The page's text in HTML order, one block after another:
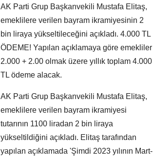
AK Parti Grup Başkanvekili Mustafa Elitaş,
emeklilere verilen bayram ikramiyesinin 2
bin liraya yükseltileceğini açıkladı. 4.000 TL
ÖDEME! Yapılan açıklamaya göre emekliler
2.000 + 2.00 olmak üzere yıllık toplam 4.000
TL ödeme alacak.
AK Parti Grup Başkanvekili Mustafa Elitaş,
emeklilere verilen bayram ikramiyesi
tutarının 1100 liradan 2 bin liraya
yükseltildiğini açıkladı. Elitaş tarafından
yapılan açıklamada 'Şimdi 2023 yılının Mart-